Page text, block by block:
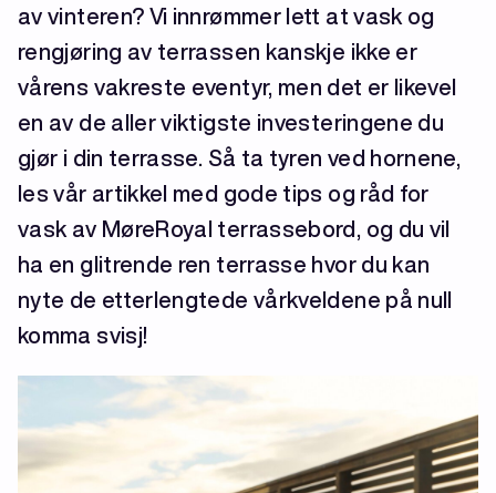
av vinteren? Vi innrømmer lett at vask og
rengjøring av terrassen kanskje ikke er
vårens vakreste eventyr, men det er likevel
en av de aller viktigste investeringene du
gjør i din terrasse. Så ta tyren ved hornene,
les vår artikkel med gode tips og råd for
vask av MøreRoyal terrassebord, og du vil
ha en glitrende ren terrasse hvor du kan
nyte de etterlengtede vårkveldene på null
komma svisj!